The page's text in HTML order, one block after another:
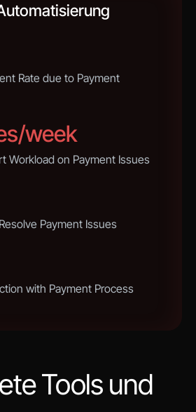
Rate due to Payment
week
Workload on Payment Issues
Payment Issues
with Payment Process
Tools und